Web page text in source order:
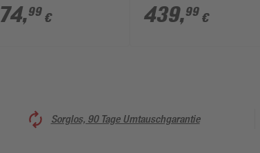
'Start' chromfarben
74,99 €
Hahnloch links weiß
45 x 61,5 x 25 cm
439,99 €
Sorglos, 90 Tage Umtauschgarantie